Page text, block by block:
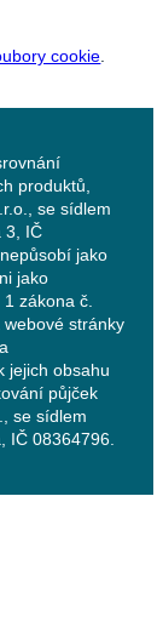
cookie
produktů,
se sídlem
3, IČ
jako
jako
zákona č.
stránky
jejich obsahu
půjček
se sídlem
IČ 08364796.